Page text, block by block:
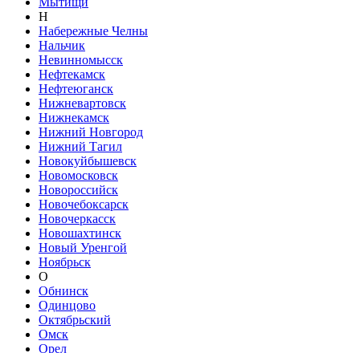
Н
Набережные Челны
Нальчик
Невинномысск
Нефтекамск
Нефтеюганск
Нижневартовск
Нижнекамск
Нижний Новгород
Нижний Тагил
Новокуйбышевск
Новомосковск
Новороссийск
Новочебоксарск
Новочеркасск
Новошахтинск
Новый Уренгой
Ноябрьск
О
Обнинск
Одинцово
Октябрьский
Омск
Орел